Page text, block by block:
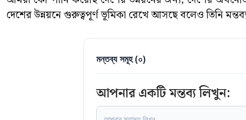
দেশের উন্নয়নে গুরুত্বপূর্ণ ভূমিকা রেখে আসছে বলেও তিনি
মন্তব্য সমূহ (০)
আপনার একটি মন্তব্য লিখুন: